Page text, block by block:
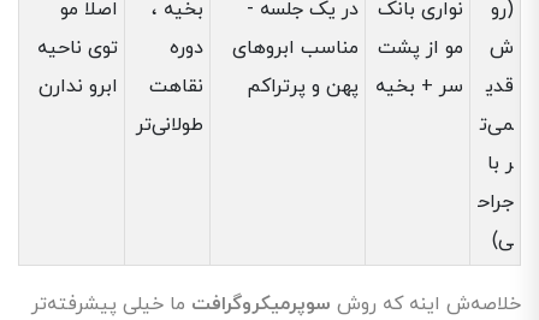
(رو
ش
قدی
می‌ت
ر با
جراح
ی)
نواری بانک
مو از پشت
سر + بخیه
در یک جلسه -
مناسب ابروهای
پهن و پرتراکم
بخیه ،
دوره
نقاهت
طولانی‌تر
اصلا مو
توی ناحیه
ابرو ندارن
خلاصه‌ش اینه که روش سوپرمیکروگرافت ما خیلی پیشرفته‌تر